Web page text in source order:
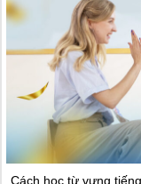
Cách học từ vựng